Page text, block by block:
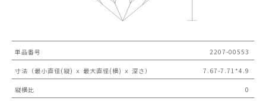
単品番号 2207-00553
寸法（最小直径(縦) ｘ 最大直径(横) ｘ 深さ） 7.67-7.71*4.9
縦横比 0